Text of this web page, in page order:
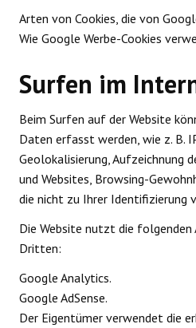
Arten von Cookies, die von
Wie Google Werbe-Cookies
Surfen im
Beim Surfen auf der Website
Daten erfasst werden, wie z. B.
Geolokalisierung, Aufzeichnung
und Websites, Browsing-
die nicht zu Ihrer Identifizierung
Die Website nutzt die folgenden
Dritten:
Google Analytics.
Google AdSense.
Der Eigentümer verwendet die